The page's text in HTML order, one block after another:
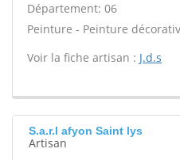
Département: 06
Peinture - Peinture
Voir la fiche artisan : J.d.s
S.a.r.l afyon Saint lys
Artisan